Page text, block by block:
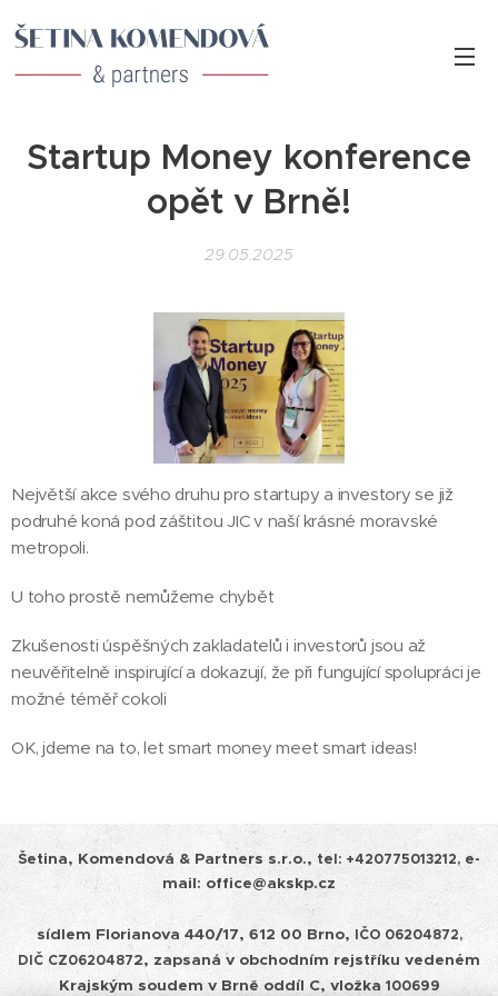
Startup Money konference
opět v Brně!
29.05.2025
Největší akce svého druhu pro startupy a investory se již
podruhé koná pod záštitou JIC v naší krásné moravské
metropoli.
U toho prostě nemůžeme chybět ✨
Zkušenosti úspěšných zakladatelů i investorů jsou až
neuvěřitelně inspirující a dokazují, že při fungující spolupráci je
možné téměř cokoli 🤝💡
OK, jdeme na to, let smart money meet smart ideas! 🤑
Šetina, Komendová & Partners s.r.o., tel: +420775013212, e-
mail: office@akskp.cz
sídlem Florianova 440/17, 612 00 Brno, IČO 06204872,
DIČ CZ06204872, zapsaná v obchodním rejstříku vedeném
Krajským soudem v Brně oddíl C, vložka 100699